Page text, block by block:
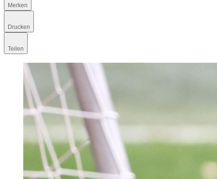
Merken
Drucken
Teilen